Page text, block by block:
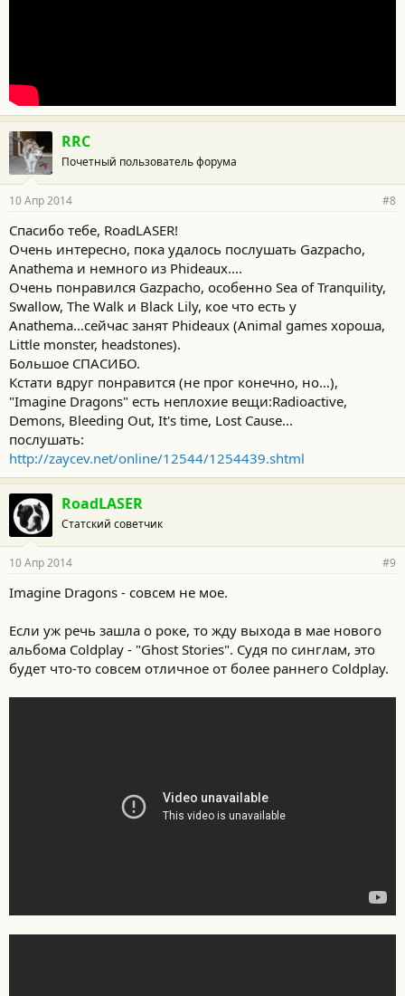
RRC
Почетный пользователь форума
10 Апр 2014 #8
Спасибо тебе, RoadLASER!
Очень интересно, пока удалось послушать Gazpacho,
Anathema и немного из Phideaux....
Очень понравился Gazpacho, особенно Sea of Tranquility,
Swallow, The Walk и Black Lily, кое что есть у
Anathema...сейчас занят Phideaux (Animal games хороша,
Little monster, headstones).
Большое СПАСИБО.
Кстати вдруг понравится (не прог конечно, но...),
"Imagine Dragons" есть неплохие вещи:Radioactive,
Demons, Bleeding Out, It's time, Lost Cause...
послушать:
http://zaycev.net/online/12544/1254439.shtml
RoadLASER
Статский советчик
10 Апр 2014 #9
Imagine Dragons - совсем не мое.
Если уж речь зашла о роке, то жду выхода в мае нового
альбома Coldplay - "Ghost Stories". Судя по синглам, это
будет что-то совсем отличное от более раннего Coldplay.